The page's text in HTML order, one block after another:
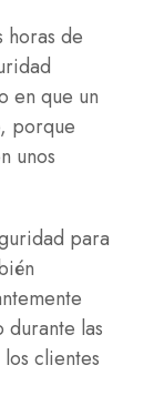
horas de
en que un
porque
unos
para
las
clientes